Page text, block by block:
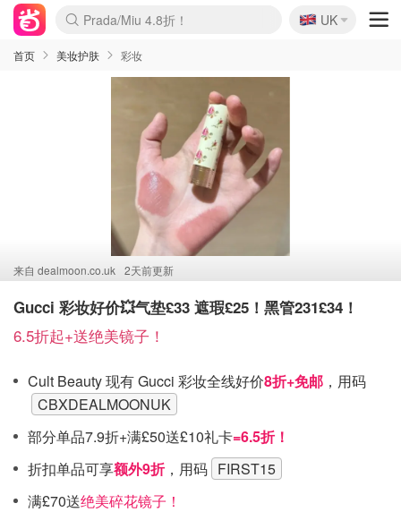
麦卢卡蜂蜜夏促！个位数！
Prada/Miu 4.8折！
啥？必胜客披萨5折！
🇬🇧
UK
首页 美妆护肤 彩妆
来自 dealmoon.co.uk 2天前更新
Gucci 彩妆好价💥气垫£33 遮瑕£25！黑管231£34！
6.5折起+送绝美镜子！
Cult Beauty 现有 Gucci 彩妆全线好价8折+免邮 ，用码
CBXDEALMOONUK
部分单品7.9折+满£50送£10礼卡=6.5折！
折扣单品可享额外9折，用码 FIRST15
满£70送绝美碎花镜子！